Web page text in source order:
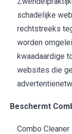
schadelijke
rechtstreeks
worden
kwaadaardige
websites die
Beschermt
Combo